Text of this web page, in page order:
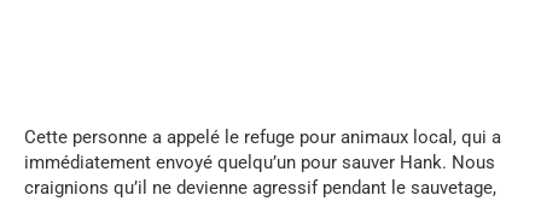
Cette personne a appelé le refuge pour animaux local, qui a
immédiatement envoyé quelqu’un pour sauver Hank. Nous
craignions qu’il ne devienne agressif pendant le sauvetage,